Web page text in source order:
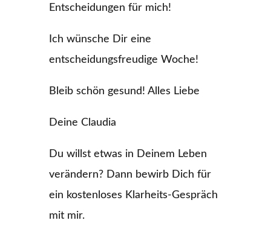
Entscheidungen für mich!
Ich wünsche Dir eine
entscheidungsfreudige Woche!
Bleib schön gesund! Alles Liebe
Deine Claudia
Du willst etwas in Deinem Leben
verändern? Dann bewirb Dich für
ein kostenloses Klarheits-Gespräch
mit mir.